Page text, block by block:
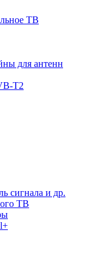
ТВ
для антенн
Т2
сигнала и др.
ТВ